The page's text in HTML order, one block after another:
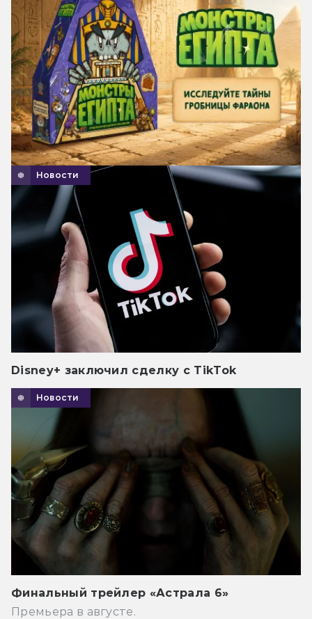
Новости
Disney+ заключил сделку с TikTok
Новости
Финальный трейлер «Астрала 6»
Премьера в августе.